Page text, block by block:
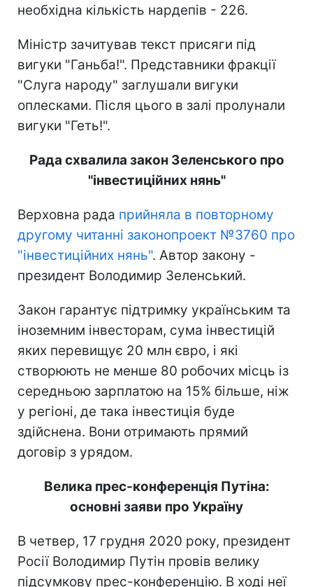
необхідна кількість нардепів - 226.
Міністр зачитував текст присяги під
вигуки "Ганьба!". Представники фракції
"Слуга народу" заглушали вигуки
оплесками. Після цього в залі пролунали
вигуки "Геть!".
Рада схвалила закон Зеленського про
"інвестиційних нянь"
Верховна рада прийняла в повторному
другому читанні законопроект №3760 про
"інвестиційних нянь". Автор закону -
президент Володимир Зеленський.
Закон гарантує підтримку українським та
іноземним інвесторам, сума інвестицій
яких перевищує 20 млн євро, і які
створюють не менше 80 робочих місць із
середньою зарплатою на 15% більше, ніж
у регіоні, де така інвестиція буде
здійснена. Вони отримають прямий
договір з урядом.
Велика прес-конференція Путіна:
основні заяви про Україну
В четвер, 17 грудня 2020 року, президент
Росії Володимир Путін провів велику
підсумкову прес-конференцію. В ході неї